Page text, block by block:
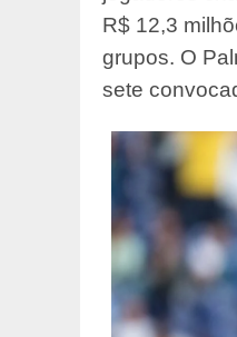
R$ 12,3
grupos. O
sete